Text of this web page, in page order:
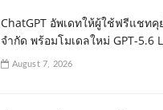
ChatGPT อัพเดทให้ผู้ใช้ฟรีแชทคุ
จำกัด พร้อมโมเดลใหม่ GPT-5.6
August 7, 2026